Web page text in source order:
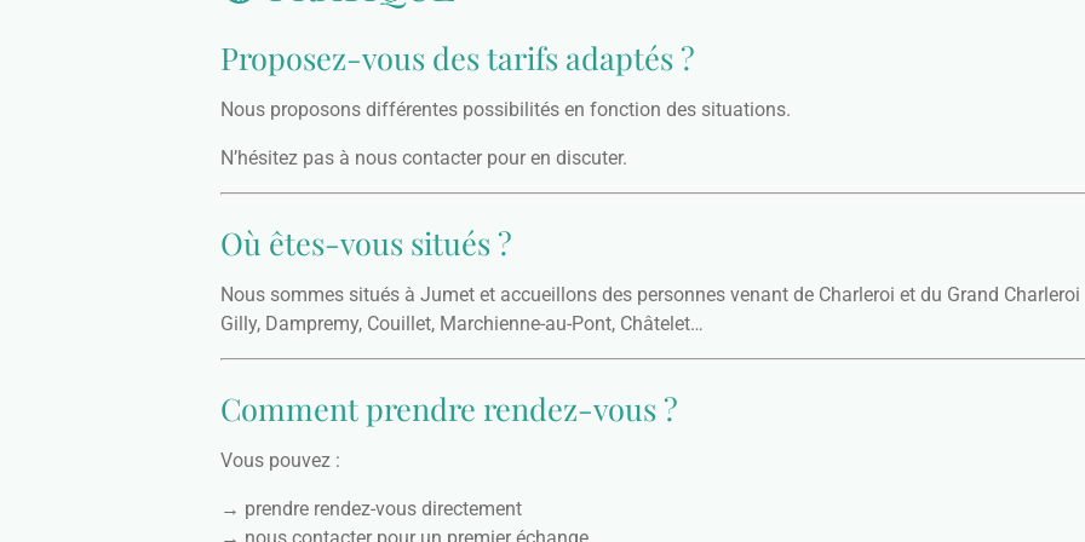
Proposez-vous des tarifs adaptés ?
Nous proposons différentes possibilités en fonction des situations.
N’hésitez pas à nous contacter pour en discuter.
Où êtes-vous situés ?
Nous sommes situés à Jumet et accueillons des personnes venant de Charleroi et du Grand Charleroi
Gilly, Dampremy, Couillet, Marchienne-au-Pont, Châtelet…
Comment prendre rendez-vous ?
Vous pouvez :
→ prendre rendez-vous directement